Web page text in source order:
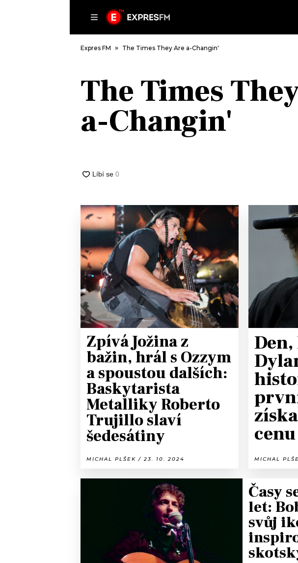
DOMŮ
ČLÁNKY
AKTUÁLNĚ
#NEBUDUDOMA
VIP
PODCASTY
JAK NALADIT
RÁDIO
APLIKACE
PROGRAM
PLAYLIST
JAK NALADIT
SOUTĚŽE
Expres FM The Times They Are a-Changin'
The Times
a-Changin'
Zpívá Jožina z
bažin, hrál s Ozzym
a spoustou dalších:
Baskytarista
Metalliky Roberto
Trujillo slaví
šedesátiny
MICHAL PLŠEK / 23. 10. 2024
Den,
cenu
MICHAL
Časy
let:
svůj